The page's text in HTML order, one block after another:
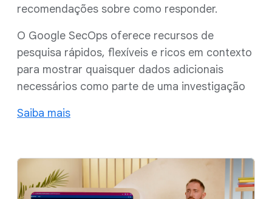
recomendações sobre como responder.
O Google SecOps oferece recursos de
pesquisa rápidos, flexíveis e ricos em contexto
para mostrar quaisquer dados adicionais
necessários como parte de uma investigação
Saiba mais